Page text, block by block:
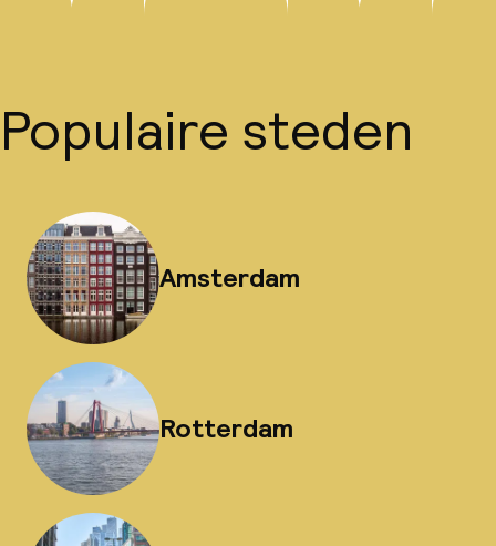
Populaire steden
Amsterdam
Rotterdam